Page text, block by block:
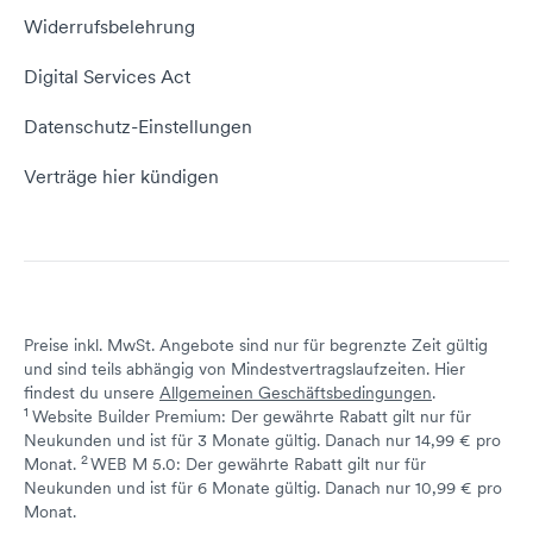
E-Mail-Domain
Server Hosting
Kontakt aufnehmen
Empfehlungsprogramm
Domain Reseller
Status dogado.de
Widerrufsbelehrung
Digital Services Act
Datenschutz-Einstellungen
Verträge hier kündigen
Preise inkl. MwSt. Angebote sind nur für begrenzte Zeit gültig
und sind teils abhängig von Mindestvertragslaufzeiten. Hier
findest du unsere Allgemeinen Geschäftsbedingungen.
1 Website Builder Premium: Der gewährte Rabatt gilt nur für
Neukunden und ist für 3 Monate gültig. Danach nur 14,99 € pro
Monat.↩ 1
2 WEB M 5.0: Der gewährte Rabatt gilt nur für
Neukunden und ist für 6 Monate gültig. Danach nur 10,99 € pro
Monat.↩ 1